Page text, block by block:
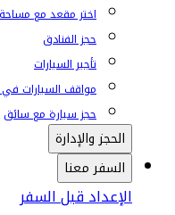
اختر مقعد مع
حجز الفنادق
تأجير السيارات
مواقف السيارات في
حجز سيارة مع سائق
الحجز والإدارة
السفر معنا
الإعداد قبل السفر